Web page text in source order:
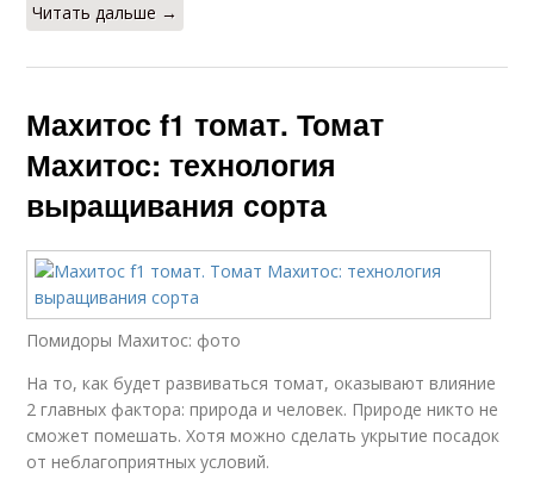
Читать дальше →
Махитос f1 томат. Томат
Махитос: технология
выращивания сорта
Помидоры Махитос: фото
На то, как будет развиваться томат, оказывают влияние
2 главных фактора: природа и человек. Природе никто не
сможет помешать. Хотя можно сделать укрытие посадок
от неблагоприятных условий.